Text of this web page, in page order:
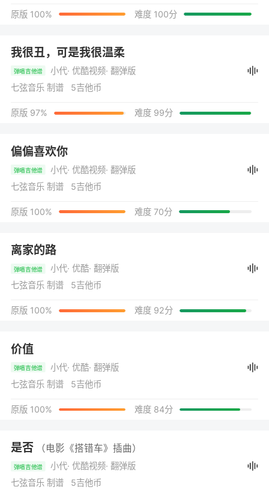
原版 100% 难度 100分
我很丑，可是我很温柔
弹唱吉他谱 小代· 优酷视频· 翻弹版
七弦音乐 制谱 5吉他币
原版 97% 难度 99分
偏偏喜欢你
弹唱吉他谱 小代· 优酷视频· 翻弹版
七弦音乐 制谱 5吉他币
原版 100% 难度 70分
离家的路
弹唱吉他谱 小代· 优酷· 翻弹版
七弦音乐 制谱 5吉他币
原版 100% 难度 92分
价值
弹唱吉他谱 小代· 优酷· 翻弹版
七弦音乐 制谱 5吉他币
原版 100% 难度 84分
是否 （电影《搭错车》插曲）
弹唱吉他谱 小代· 优酷视频· 翻弹版
七弦音乐 制谱 5吉他币